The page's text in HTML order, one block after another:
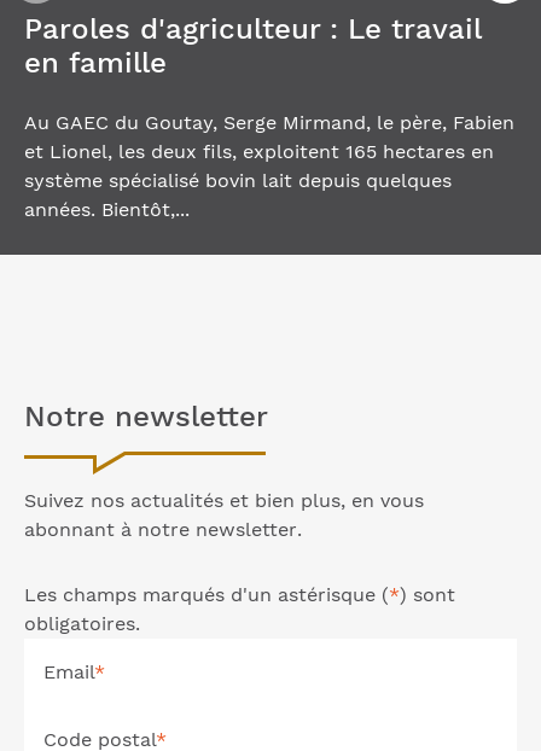
Paroles d'agriculteur : Le travail
en famille
Au GAEC du Goutay, Serge Mirmand, le père, Fabien
et Lionel, les deux fils, exploitent 165 hectares en
système spécialisé bovin lait depuis quelques
années. Bientôt,...
Notre newsletter
Suivez nos actualités et bien plus, en vous
abonnant à notre newsletter.
Les champs marqués d'un astérisque (*) sont
obligatoires.
Email*
Code postal*